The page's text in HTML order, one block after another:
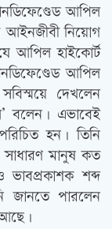
আপিল
আইনজীবী নিয়োগ
আপিল হাইকোর্ট
আপিল
দেখলেন
বলেন। এভাবেই
হন। তিনি
সাধারণ মানুষ কত
শব্দ
জানতে পারলেন
আছে।